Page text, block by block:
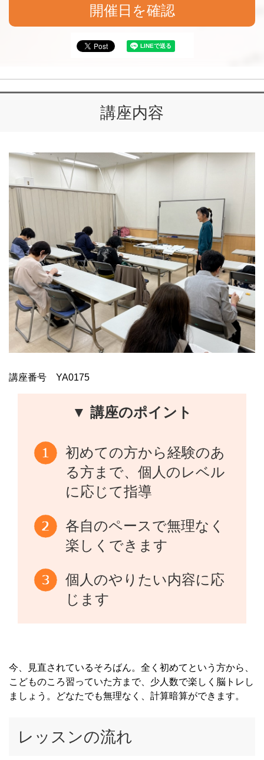
開催日を確認
講座内容
講座番号 YA0175
▼ 講座のポイント
初めての方から経験のあ
る方まで、個人のレベル
に応じて指導
各自のペースで無理なく
楽しくできます
個人のやりたい内容に応
じます
今、見直されているそろばん。全く初めてという方から、
こどものころ習っていた方まで、少人数で楽しく脳トレし
ましょう。どなたでも無理なく、計算暗算ができます。
レッスンの流れ